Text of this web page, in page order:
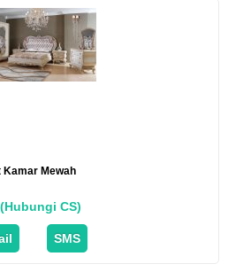
Kamar Mewah
CS)
SMS